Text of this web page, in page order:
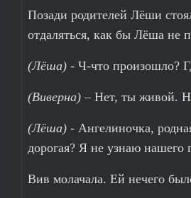
Позади родителей Лёши
отдаляться, как бы Лёша не
(Лёша) - Ч-что произошло?
(Виверна) – Нет, ты живой.
(Лёша) - Ангелиночка,
дорогая? Я не узнаю нашего
Вив молачала. Ей нечего